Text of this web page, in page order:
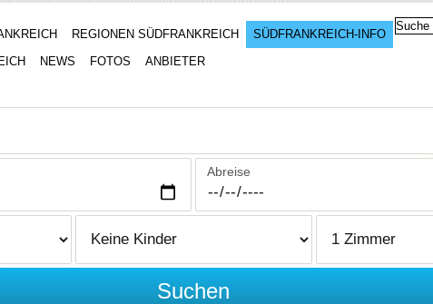
REGIONEN SÜDFRANKREICH
SÜDFRANKREICH-INFO
NEWS FOTOS ANBIETER
Abreise
Suchen